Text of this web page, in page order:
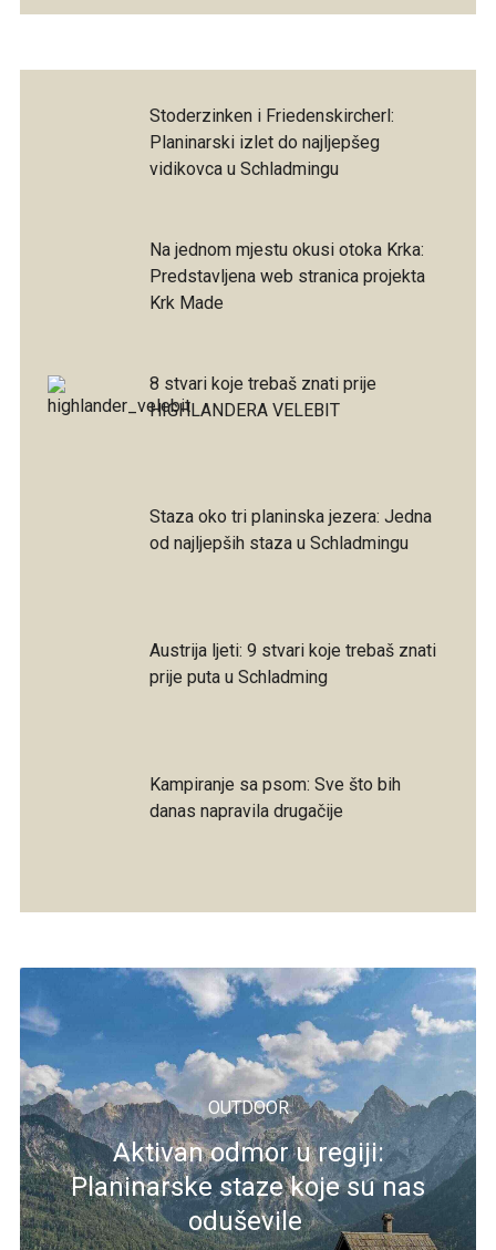
Stoderzinken i Friedenskircherl:
Planinarski izlet do najljepšeg
vidikovca u Schladmingu
Na jednom mjestu okusi otoka Krka:
Predstavljena web stranica projekta
Krk Made
8 stvari koje trebaš znati prije
HIGHLANDERA VELEBIT
Staza oko tri planinska jezera: Jedna
od najljepših staza u Schladmingu
Austrija ljeti: 9 stvari koje trebaš znati
prije puta u Schladming
Kampiranje sa psom: Sve što bih
danas napravila drugačije
OUTDOOR
Aktivan odmor u regiji:
Planinarske staze koje su nas
oduševile